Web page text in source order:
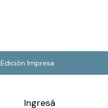
Edición Impresa
Ingresá